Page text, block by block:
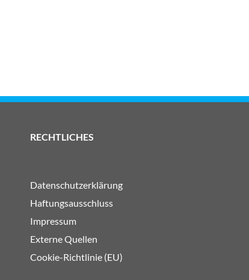
RECHTLICHES
Datenschutzerklärung
Haftungsausschluss
Impressum
Externe Quellen
Cookie-Richtlinie (EU)